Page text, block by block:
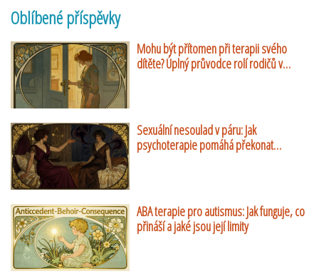
Oblíbené příspěvky
Mohu být přítomen při terapii svého
dítěte? Úplný průvodce rolí rodičů v
Sexuální nesoulad v páru: Jak
psychoterapie pomáhá překonat
ABA terapie pro autismus: Jak funguje, co
přináší a jaké jsou její limity